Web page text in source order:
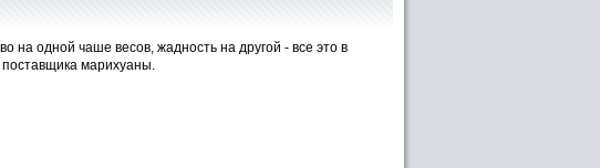
на одной чаше весов, жадность на другой - все это в
поставщика марихуаны.